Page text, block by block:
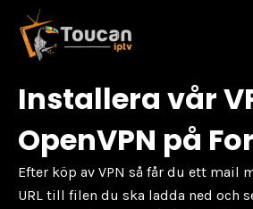
Installera vår
OpenVPN på
Efter köp av VPN så får du ett mail
URL till filen du ska ladda ned och